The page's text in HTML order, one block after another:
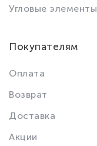
Угловые элементы
Покупателям
Оплата
Возврат
Доставка
Акции